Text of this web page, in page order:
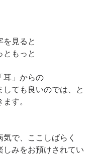
を見ると
ともっと
耳」からの
しても良いのでは、と
す。
で、ここしばらく
しみをお預けされてい